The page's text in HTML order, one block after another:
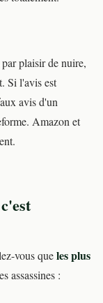
plaisir de nuire,
Si l'avis est
avis d'un
Amazon et
vous queles plus
assassines :